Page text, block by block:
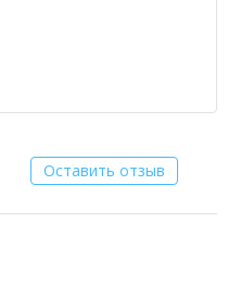
Оставить отзыв